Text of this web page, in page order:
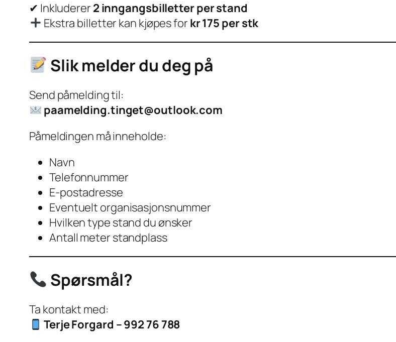
✔ Inkluderer 2 inngangsbilletter per stand
Ekstra billetter kan kjøpes for kr 175 per stk
Slik melder du deg på
Send påmelding til:
paamelding.tinget@outlook.com
Påmeldingen må inneholde:
Navn
Telefonnummer
E-postadresse
Eventuelt organisasjonsnummer
Hvilken type stand du ønsker
Antall meter standplass
Spørsmål?
Ta kontakt med:
Terje Forgard – 992 76 788